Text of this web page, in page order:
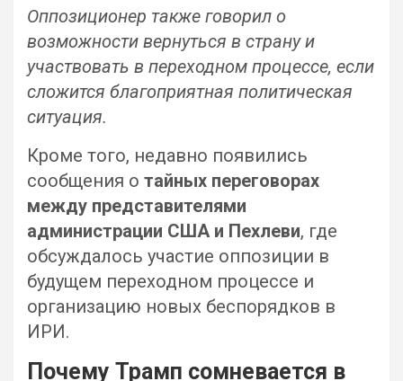
Оппозиционер также говорил о
возможности вернуться в страну и
участвовать в переходном процессе, если
сложится благоприятная политическая
ситуация.
Кроме того, недавно появились
сообщения о тайных переговорах
между представителями
администрации США и Пехлеви, где
обсуждалось участие оппозиции в
будущем переходном процессе и
организацию новых беспорядков в
ИРИ.
Почему Трамп сомневается в